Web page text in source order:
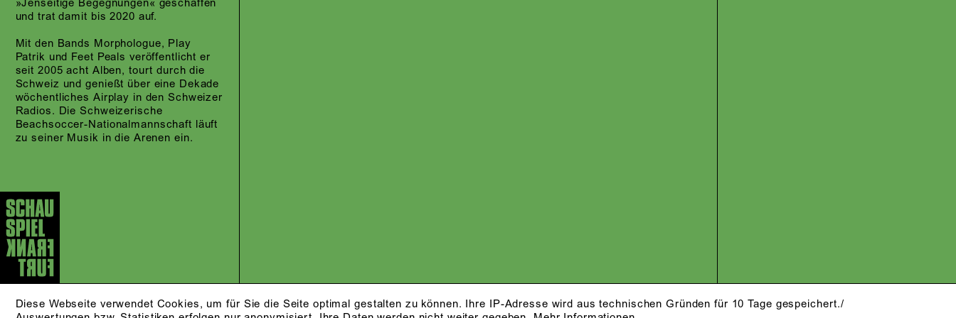
Diese Webseite verwendet Cookies, um für Sie die Seite optimal gestalten zu können. Ihre IP-Adresse wird aus technischen Gründen für 10 Tage gespeichert./
»Jenseitige Begegnungen« geschaffen
und trat damit bis 2020 auf.
Mit den Bands Morphologue, Play
Patrik und Feet Peals veröffentlicht er
seit 2005 acht Alben, tourt durch die
Schweiz und genießt über eine Dekade
wöchentliches Airplay in den Schweizer
Radios. Die Schweizerische
Beachsoccer-Nationalmannschaft läuft
zu seiner Musik in die Arenen ein.